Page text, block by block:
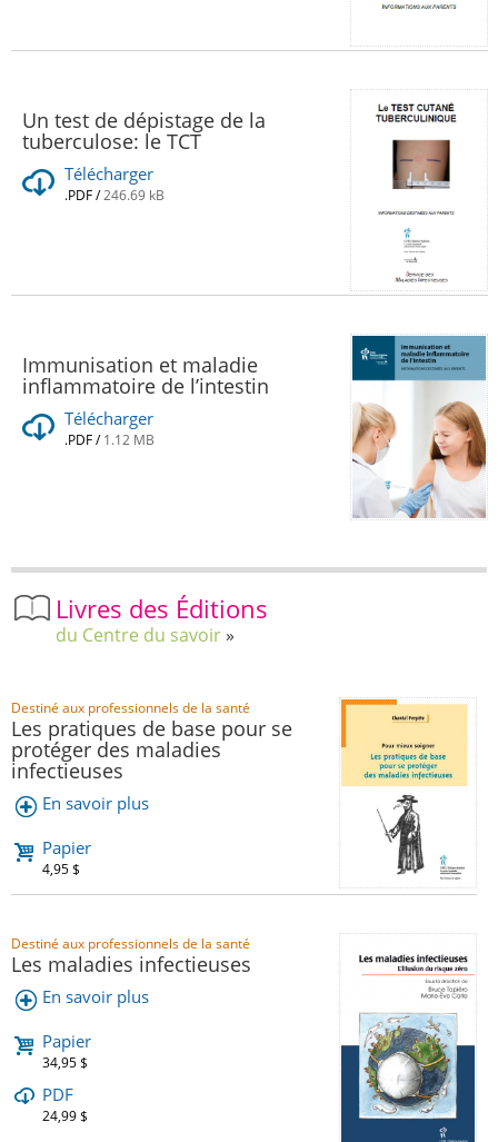
Un test de dépistage de la
tuberculose: le TCT
Télécharger
.PDF/246.69 kB
Immunisation et maladie
inflammatoire de l’intestin
Télécharger
.PDF/1.12 MB
Livres des Éditions
du Centre du savoir
Destiné aux professionnels de la santé
Les pratiques de base pour se
protéger des maladies
infectieuses
En savoir plus
Papier
4,95 $
Destiné aux professionnels de la santé
Les maladies infectieuses
En savoir plus
Papier
34,95 $
PDF
24,99 $